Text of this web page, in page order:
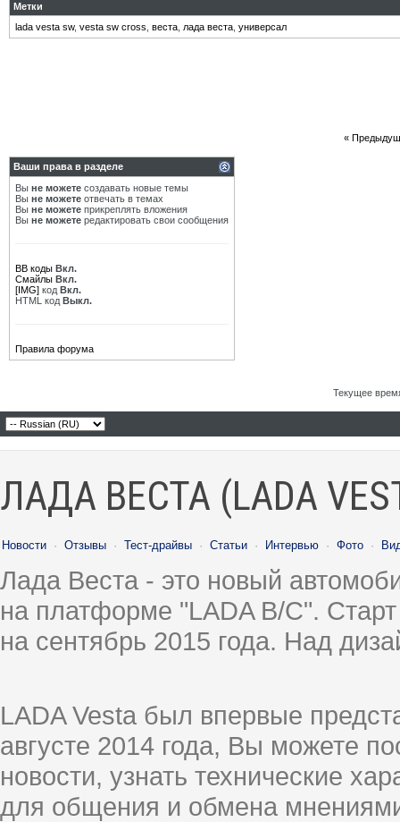
Метки
lada vesta sw, vesta sw cross веста лада веста универсал
«
Ваши права в разделе
Вы не можете создавать новые темы
Вы не можете отвечать в темах
Вы не можете прикреплять вложения
Вы не можете редактировать свои сообщения
BB коды Вкл.
Смайлы Вкл.
[IMG] код Вкл.
HTML код Выкл.
Правила форума
Текущее
ЛАДА ВЕСТА (LADA
Новости · Отзывы · Тест-драйвы · Статьи · Интервью · Фото ·
Лада Веста - это новый
на платформе "LADA B/C".
на сентябрь 2015 года. Над
LADA Vesta был впервые
августе 2014 года, Вы можете
новости, узнать технические
для общения и обмена